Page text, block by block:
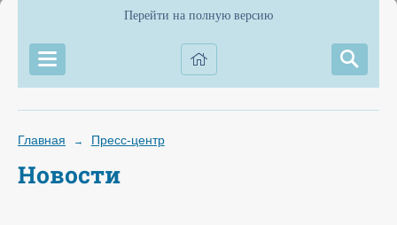
Перейти на полную версию
Главная → Пресс-центр
Новости